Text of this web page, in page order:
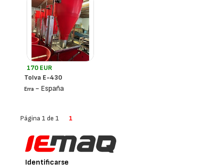
170 EUR
Tolva E-430
Erra - España
Página 1 de 1 1
Identificarse